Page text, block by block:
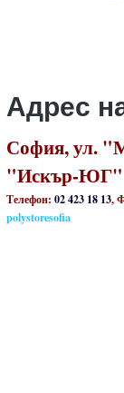
Адрес
София, ул.
"Искър-ЮГ"
Телефон: 02 423 18 13,
polystoresofia